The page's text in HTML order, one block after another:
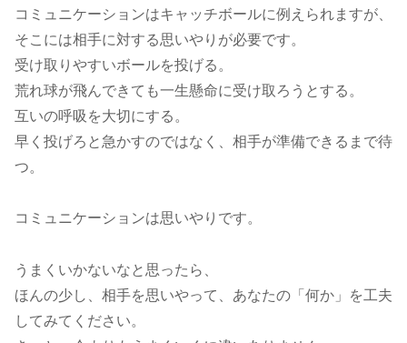
コミュニケーションはキャッチボールに例えられますが、
そこには相手に対する思いやりが必要です。
受け取りやすいボールを投げる。
荒れ球が飛んできても一生懸命に受け取ろうとする。
互いの呼吸を大切にする。
早く投げろと急かすのではなく、相手が準備できるまで待
つ。
コミュニケーションは思いやりです。
うまくいかないなと思ったら、
ほんの少し、相手を思いやって、あなたの「何か」を工夫
してみてください。